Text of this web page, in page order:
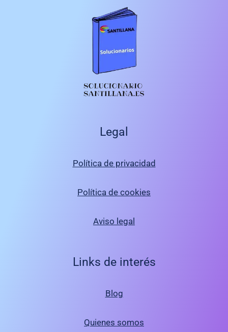
Legal
Política de privacidad
Política de cookies
Aviso legal
Links de interés
Blog
Quienes somos